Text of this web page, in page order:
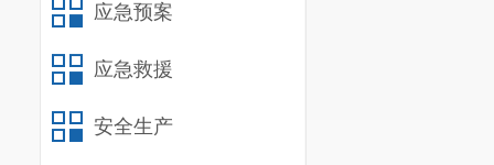
应急预案
应急救援
安全生产